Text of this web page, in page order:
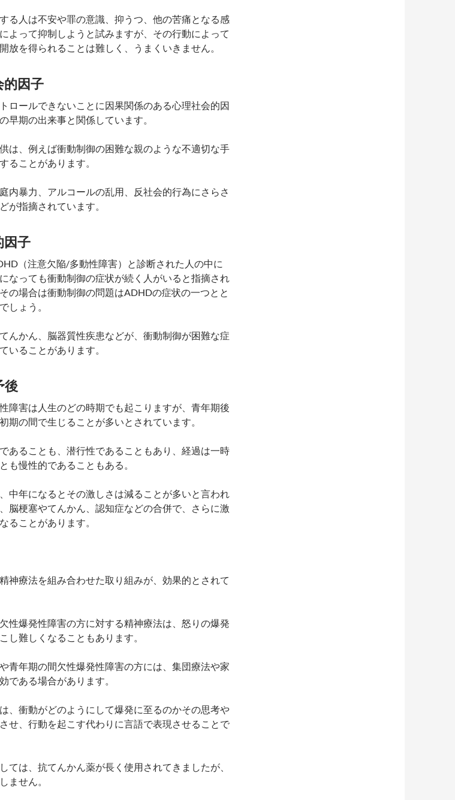
る人は不安や罪の意識、抑うつ、他の苦痛となる感
よって抑制しようと試みますが、その行動によって
放を得られることは難しく、うまくいきません。
的因子
ロールできないことに因果関係のある心理社会的因
早期の出来事と関係しています。
は、例えば衝動制御の困難な親のような不適切な手
ることがあります。
内暴力、アルコールの乱用、反社会的行為にさらさ
が指摘されています。
因子
（注意欠陥/多動性障害）と診断された人の中に
なっても衝動制御の症状が続く人がいると指摘され
の場合は衝動制御の問題はADHDの症状の一つとと
しょう。
んかん、脳器質性疾患などが、衝動制御が困難な症
いることがあります。
後
障害は人生のどの時期でも起こりますが、青年期後
期の間で生じることが多いとされています。
あることも、潜行性であることもあり、経過は一時
も慢性的であることもある。
中年になるとその激しさは減ることが多いと言われ
脳梗塞やてんかん、認知症などの合併で、さらに激
ることがあります。
神療法を組み合わせた取り組みが、効果的とされて
性爆発性障害の方に対する精神療法は、怒りの爆発
し難しくなることもあります。
青年期の間欠性爆発性障害の方には、集団療法や家
である場合があります。
、衝動がどのようにして爆発に至るのかその思考や
せ、行動を起こす代わりに言語で表現させることで
ては、抗てんかん薬が長く使用されてきましたが、
ません。